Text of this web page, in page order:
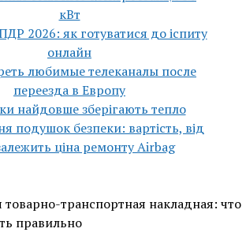
кВт
2026: як готуватися до іспиту
онлайн
любимые телеканалы после
переезда в Европу
найдовше зберігають тепло
подушок безпеки: вартість, від
ціна ремонту Airbag
товарно-транспортная накладная: что
правильно